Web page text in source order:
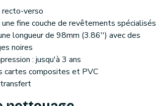
recto-verso
fine couche de revêtements spécialisés
longueur de 98mm (3.86'') avec des
noires
: jusqu'à 3 ans
cartes composites et PVC